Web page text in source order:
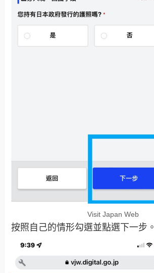
Visit Japan Web
按照自己的情形勾選並點選下一步。